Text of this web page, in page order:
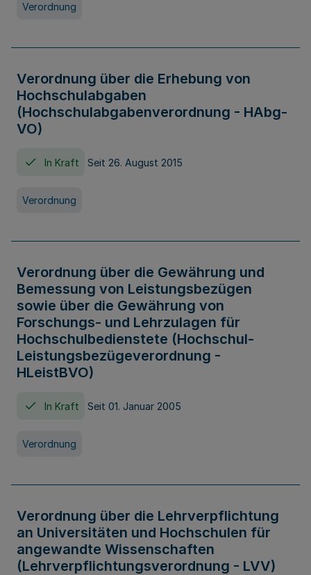
Verordnung
Verordnung über die Erhebung von
Hochschulabgaben
(Hochschulabgabenverordnung - HAbg-
VO)
In Kraft Seit 26. August 2015
Verordnung
Verordnung über die Gewährung und
Bemessung von Leistungsbezügen
sowie über die Gewährung von
Forschungs- und Lehrzulagen für
Hochschulbedienstete (Hochschul-
Leistungsbezügeverordnung -
HLeistBVO)
In Kraft Seit 01. Januar 2005
Verordnung
Verordnung über die Lehrverpflichtung
an Universitäten und Hochschulen für
angewandte Wissenschaften
(Lehrverpflichtungsverordnung - LVV)